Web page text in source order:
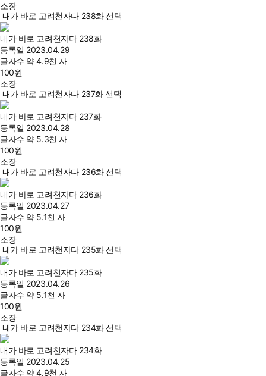
소장
내가 바로 고려천자다 238화 선택
내가 바로 고려천자다 238화
등록일 2023.04.29
글자수 약 4.9천 자
100원
소장
내가 바로 고려천자다 237화 선택
내가 바로 고려천자다 237화
등록일 2023.04.28
글자수 약 5.3천 자
100원
소장
내가 바로 고려천자다 236화 선택
내가 바로 고려천자다 236화
등록일 2023.04.27
글자수 약 5.1천 자
100원
소장
내가 바로 고려천자다 235화 선택
내가 바로 고려천자다 235화
등록일 2023.04.26
글자수 약 5.1천 자
100원
소장
내가 바로 고려천자다 234화 선택
내가 바로 고려천자다 234화
등록일 2023.04.25
글자수 약 4.9천 자